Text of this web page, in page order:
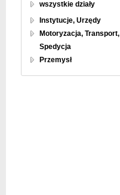
wszystkie działy
Instytucje, Urzędy
Motoryzacja, Transport,
Spedycja
Przemysł